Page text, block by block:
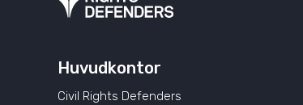
Huvudkontor
Civil Rights Defenders